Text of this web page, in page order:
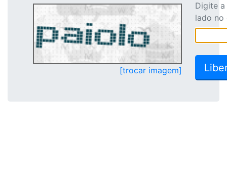
[trocar imagem]
Digite
lado no